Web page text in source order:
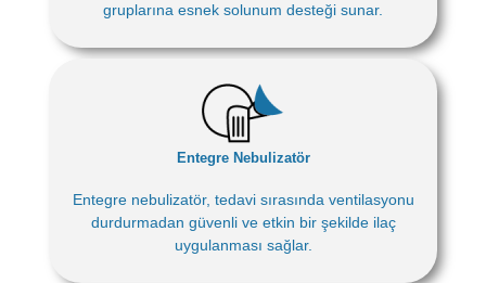
gruplarına esnek solunum desteği sunar.
Entegre Nebulizatör
Entegre nebulizatör, tedavi sırasında ventilasyonu
durdurmadan güvenli ve etkin bir şekilde ilaç
uygulanması sağlar.